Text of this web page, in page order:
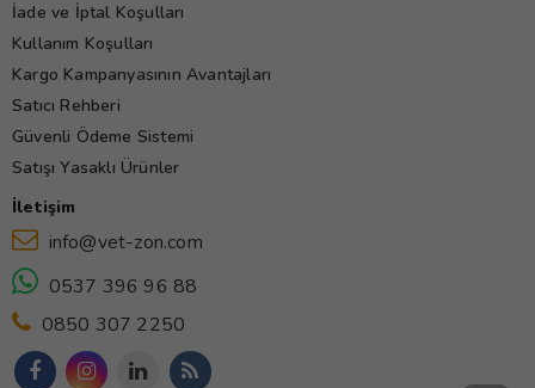
İade ve İptal Koşulları
Kullanım Koşulları
Kargo Kampanyasının Avantajları
Satıcı Rehberi
Güvenli Ödeme Sistemi
Satışı Yasaklı Ürünler
İletişim
info@vet-zon.com
0537 396 96 88
0850 307 2250